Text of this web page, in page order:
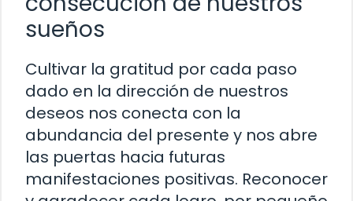
sueños
Cultivar la gratitud por cada paso
dado en la dirección de nuestros
deseos nos conecta con la
abundancia del presente y nos abre
las puertas hacia futuras
manifestaciones positivas. Reconocer